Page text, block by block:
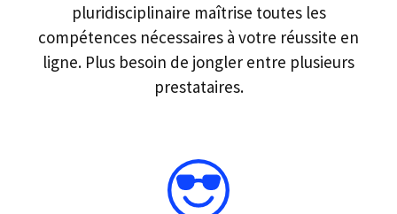
pluridisciplinaire maîtrise toutes les
compétences nécessaires à votre réussite en
ligne. Plus besoin de jongler entre plusieurs
prestataires.